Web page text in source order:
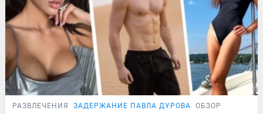
РАЗВЛЕЧЕНИЯ ЗАДЕРЖАНИЕ ПАВЛА ДУРОВА ОБЗОР